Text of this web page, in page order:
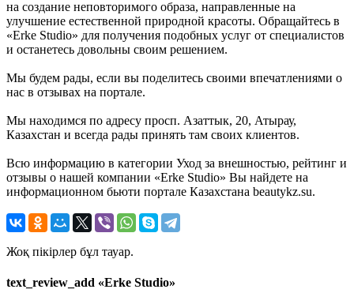
на создание неповторимого образа, направленные на
улучшение естественной природной красоты. Обращайтесь в
«Erke Studio» для получения подобных услуг от специалистов
и останетесь довольны своим решением.
Мы будем рады, если вы поделитесь своими впечатлениями о
нас в отзывах на портале.
Мы находимся по адресу просп. Азаттык, 20, Атырау,
Казахстан и всегда рады принять там своих клиентов.
Всю информацию в категории Уход за внешностью, рейтинг и
отзывы о нашей компании «Erke Studio» Вы найдете на
информационном бьюти портале Казахстана beautykz.su.
Жоқ пікірлер бұл тауар.
text_review_add «Erke Studio»